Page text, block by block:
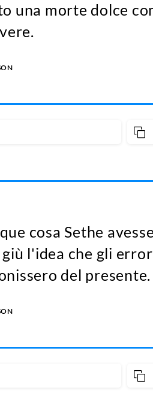
una morte dolce
cosa Sethe
l'idea che gli
del presente.